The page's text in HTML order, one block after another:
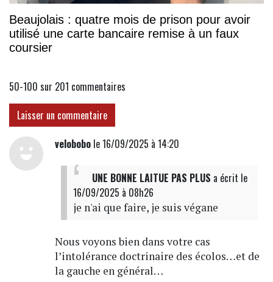
Beaujolais : quatre mois de prison pour avoir
utilisé une carte bancaire remise à un faux
coursier
50-100 sur 201 commentaires
Laisser un commentaire
velobobole 16/09/2025 à 14:20
UNE BONNE LAITUE PAS PLUS a écrit le
16/09/2025 à 08h26
je n'ai que faire, je suis végane
Nous voyons bien dans votre cas
l’intolérance doctrinaire des écolos…et de
la gauche en général…